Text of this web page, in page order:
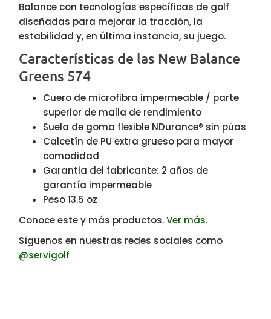
Balance con tecnologías específicas de golf
diseñadas para mejorar la tracción, la
estabilidad y, en última instancia, su juego.
Características de las New Balance
Greens 574
Cuero de microfibra impermeable / parte
superior de malla de rendimiento
Suela de goma flexible NDurance® sin púas
Calcetín de PU extra grueso para mayor
comodidad
Garantia del fabricante: 2 años de
garantía impermeable
Peso 13.5 oz
Conoce este y más productos.Ver más.
Síguenos en nuestras redes sociales como
@servigolf